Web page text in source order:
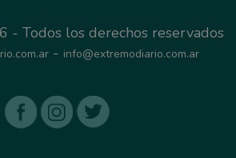
- Todos los derechos reservados
- info@extremodiario.com.ar